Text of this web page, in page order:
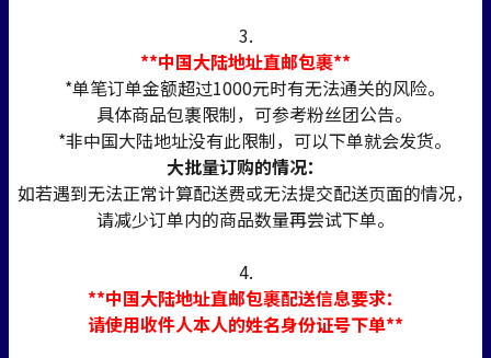
3.
**中国大陆地址直邮包裹**
*单笔订单金额超过1000元时有无法通关的风险。
具体商品包裹限制，可参考粉丝团公告。
*非中国大陆地址没有此限制，可以下单就会发货。
大批量订购的情况：
如若遇到无法正常计算配送费或无法提交配送页面的情况，
请减少订单内的商品数量再尝试下单。
4.
**中国大陆地址直邮包裹配送信息要求：
请使用收件人本人的姓名身份证号下单**